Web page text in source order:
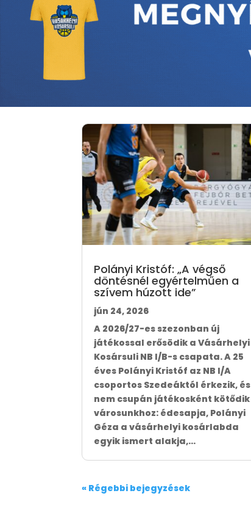
Polányi Kristóf: „A végső
döntésnél egyértelműen a
szívem húzott ide”
jún 24, 2026
A 2026/27-es szezonban új
játékossal erősödik a Vásárhelyi
Kosársuli NB I/B-s csapata. A 25
éves Polányi Kristóf az NB I/A
csoportos Szedeáktól érkezik, és
nem csupán játékosként kötődik
városunkhoz: édesapja, Polányi
Géza a vásárhelyi kosárlabda
egyik ismert alakja,...
« Régebbi bejegyzések